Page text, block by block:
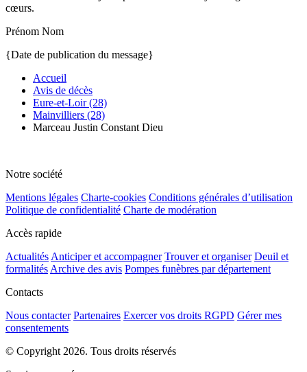
cœurs.
Prénom Nom
{Date de publication du message}
Accueil
Avis de décès
Eure-et-Loir (28)
Mainvilliers (28)
Marceau Justin Constant Dieu
Notre société
Mentions légales Charte-cookies Conditions générales d’utilisation
Politique de confidentialité Charte de modération
Accès rapide
Actualités Anticiper et accompagner Trouver et organiser Deuil et
formalités Archive des avis Pompes funèbres par département
Contacts
Nous contacter Partenaires Exercer vos droits RGPD Gérer mes
consentements
© Copyright 2026. Tous droits réservés